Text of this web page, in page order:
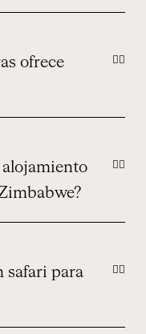
ofrece
alojamiento
safari para